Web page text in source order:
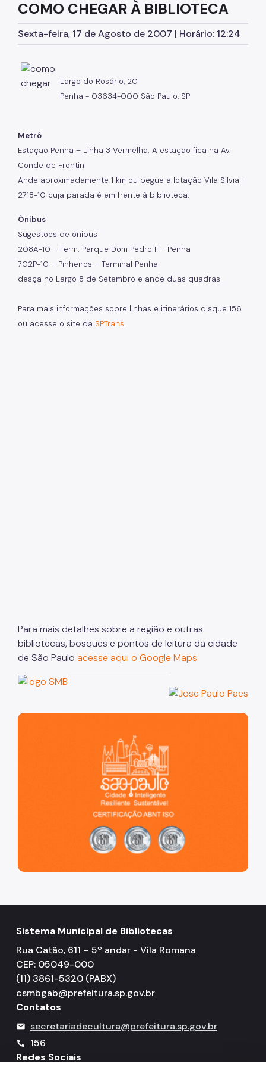
Biblioteca Monteiro Lobato
Biblioteca do AHM
Bibliotecas Temáticas
Biblioteca Mário de Andrade
Acessibilidade
Informação Pública
Programas e Projetos
COMO CHEGAR À BIBLIOTECA
Sexta-feira, 17 de Agosto de 2007 | Horário: 12:24
Largo do Rosário, 20
Penha - 03634-000 São Paulo, SP
Metrô
Estação Penha – Linha 3 Vermelha. A estação fica na Av.
Conde de Frontin
Ande aproximadamente 1 km ou pegue a lotação Vila Silvia –
2718-10 cuja parada é em frente à biblioteca.
Ônibus
Sugestões de ônibus
208A-10 – Term. Parque Dom Pedro II – Penha
702P-10 – Pinheiros – Terminal Penha
desça no Largo 8 de Setembro e ande duas quadras
Para mais informações sobre linhas e itinerários disque 156
ou acesse o site da SPTrans.
Para mais detalhes sobre a região e outras
bibliotecas, bosques e pontos de leitura da cidade
de São Paulo acesse aqui o Google Maps
São Paulo, cidade inteligente, resiliente e sustentável
Sistema Municipal de Bibliotecas
Rua Catão, 611 – 5º andar - Vila Romana
CEP: 05049-000
(11) 3861-5320 (PABX)
csmbgab@prefeitura.sp.gov.br
Contatos
mail secretariadecultura@prefeitura.sp.gov.br
call
156
Redes Sociais